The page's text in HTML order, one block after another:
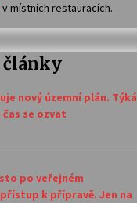
v místních restauracích.
články
nový územní plán. Týká
čas se ozvat
po veřejném
k přípravě. Jen na